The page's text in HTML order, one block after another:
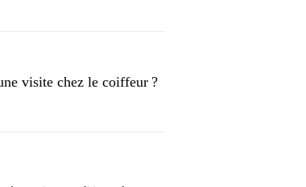
visite chez le coiffeur ?